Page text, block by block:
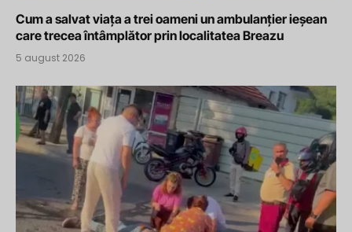
Cum a salvat viața a trei oameni un ambulanțier ieșean
care trecea întâmplător prin localitatea Breazu
5 august 2026